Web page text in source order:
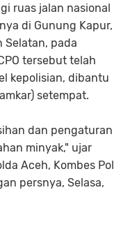
ruas jalan nasional
di Gunung Kapur,
Selatan, pada
tersebut telah
kepolisian, dibantu
setempat.
dan pengaturan
minyak," ujar
Aceh, Kombes Pol
persnya, Selasa,